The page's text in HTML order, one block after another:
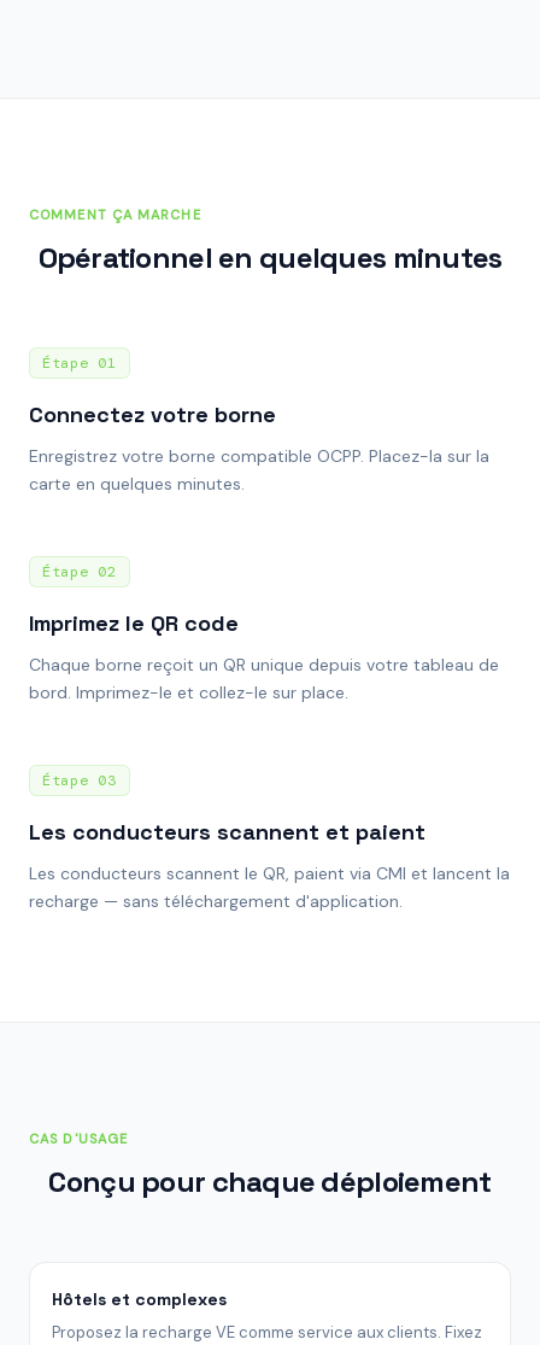
COMMENT ÇA MARCHE
Opérationnel en quelques minutes
Étape 01
Connectez votre borne
Enregistrez votre borne compatible OCPP. Placez-la sur la
carte en quelques minutes.
Étape 02
Imprimez le QR code
Chaque borne reçoit un QR unique depuis votre tableau de
bord. Imprimez-le et collez-le sur place.
Étape 03
Les conducteurs scannent et paient
Les conducteurs scannent le QR, paient via CMI et lancent la
recharge — sans téléchargement d'application.
CAS D'USAGE
Conçu pour chaque déploiement
Hôtels et complexes
Proposez la recharge VE comme service aux clients. Fixez